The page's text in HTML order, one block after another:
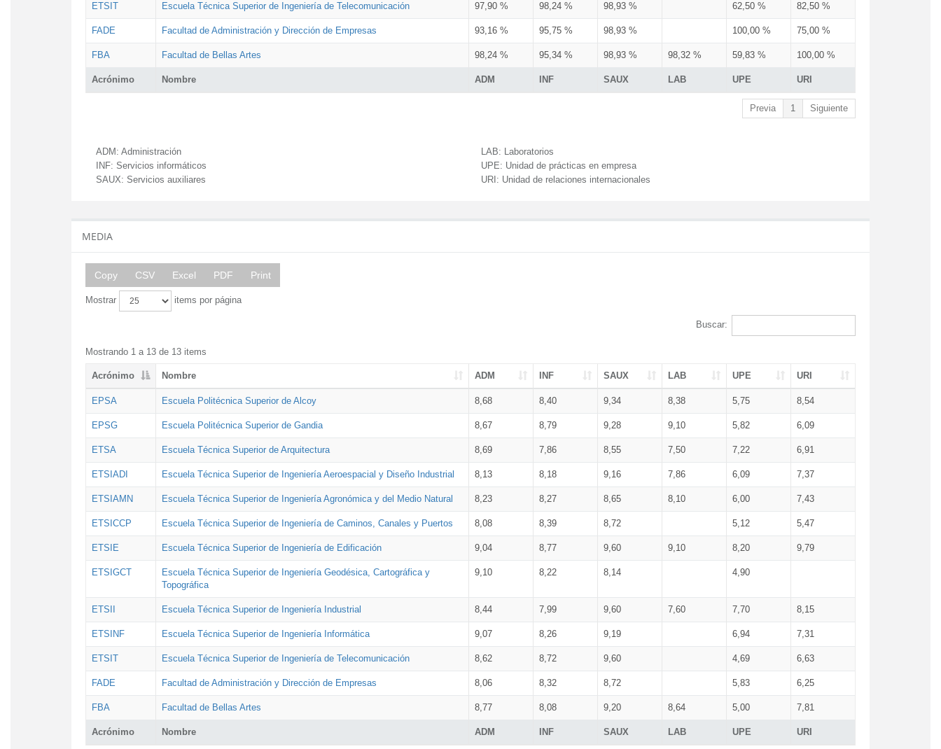
Acrónimo Nombre ADM INF SAUX LAB UPE URI
ETSIT Escuela Técnica Superior de Ingeniería de Telecomunicación 97,90 % 98,24 % 98,93 % 62,50 % 82,50 %
FADE Facultad de Administración y Dirección de Empresas 93,16 % 95,75 % 98,93 % 100,00 % 75,00 %
FBA Facultad de Bellas Artes 98,24 % 95,34 % 98,93 % 98,32 % 59,83 % 100,00 %
Previa 1 Siguiente
ADM: Administración
INF: Servicios informáticos
SAUX: Servicios auxiliares
LAB: Laboratorios
UPE: Unidad de prácticas en empresa
URI: Unidad de relaciones internacionales
MEDIA
Copy CSV Excel PDF Print
Mostrar items por página
Buscar:
Mostrando 1 a 13 de 13 items
Acrónimo Nombre ADM INF SAUX LAB UPE URI
Acrónimo Nombre ADM INF SAUX LAB UPE URI
EPSA Escuela Politécnica Superior de Alcoy 8,68 8,40 9,34 8,38 5,75 8,54
EPSG Escuela Politécnica Superior de Gandia 8,67 8,79 9,28 9,10 5,82 6,09
ETSA Escuela Técnica Superior de Arquitectura 8,69 7,86 8,55 7,50 7,22 6,91
ETSIADI Escuela Técnica Superior de Ingeniería Aeroespacial y Diseño Industrial 8,13 8,18 9,16 7,86 6,09 7,37
ETSIAMN Escuela Técnica Superior de Ingeniería Agronómica y del Medio Natural 8,23 8,27 8,65 8,10 6,00 7,43
ETSICCP Escuela Técnica Superior de Ingeniería de Caminos, Canales y Puertos 8,08 8,39 8,72 5,12 5,47
ETSIE Escuela Técnica Superior de Ingeniería de Edificación 9,04 8,77 9,60 9,10 8,20 9,79
ETSIGCT
Escuela Técnica Superior de Ingeniería Geodésica, Cartográfica y
Topográfica
9,10 8,22 8,14 4,90
ETSII Escuela Técnica Superior de Ingeniería Industrial 8,44 7,99 9,60 7,60 7,70 8,15
ETSINF Escuela Técnica Superior de Ingeniería Informática 9,07 8,26 9,19 6,94 7,31
ETSIT Escuela Técnica Superior de Ingeniería de Telecomunicación 8,62 8,72 9,60 4,69 6,63
FADE Facultad de Administración y Dirección de Empresas 8,06 8,32 8,72 5,83 6,25
FBA Facultad de Bellas Artes 8,77 8,08 9,20 8,64 5,00 7,81